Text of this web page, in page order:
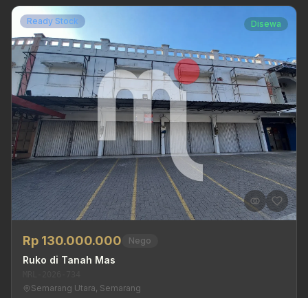
Ready Stock Disewa
Rp 130.000.000 Nego
Ruko di Tanah Mas
Semarang Utara, Semarang